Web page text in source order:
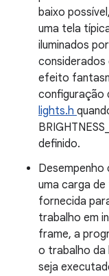
baixo
uma tela
iluminados
considerados
efeito
configuração
lights.h
definido.
Desempenho
uma carga de
fornecida
trabalho em
frame, a
o trabalho da
seja